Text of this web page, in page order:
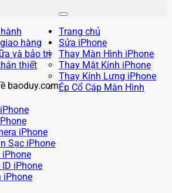
hàng
và bảo trì
thiết
baoduy.com
Trang chủ
Sửa iPhone
Thay Màn Hình iPhone
Thay Mặt Kính iPhone
Thay Kính Lưng iPhone
Ép Cổ Cáp Màn Hình
iPhone
Sạc iPhone
iPhone
iPhone